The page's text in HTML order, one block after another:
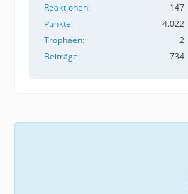
Reaktionen
147
Punkte
4.022
Trophäen
2
Beiträge
734